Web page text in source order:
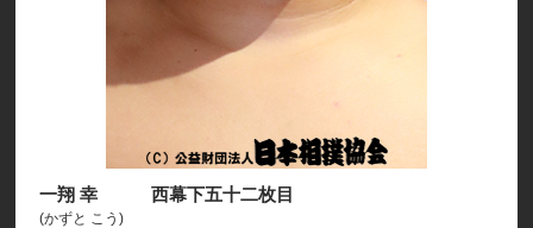
一翔 幸 西幕下五十二枚目
(かずと こう)